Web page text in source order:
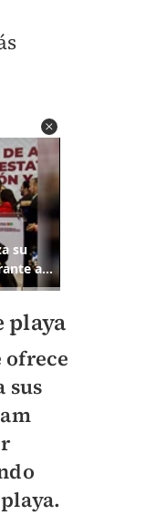
playa
ofrece
sus